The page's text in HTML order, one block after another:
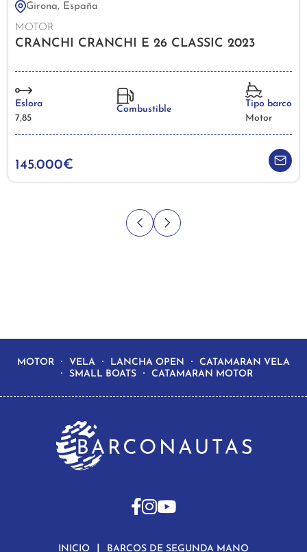
Girona, España
MOTOR
CRANCHI CRANCHI E 26 CLASSIC 2023
Eslora
7,85
Combustible
Tipo barco
Motor
145.000€
MOTOR VELA LANCHA OPEN
CATAMARAN VELA
SMALL BOATS
CATAMARAN MOTOR
INICIO BARCOS DE SEGUNDA MANO